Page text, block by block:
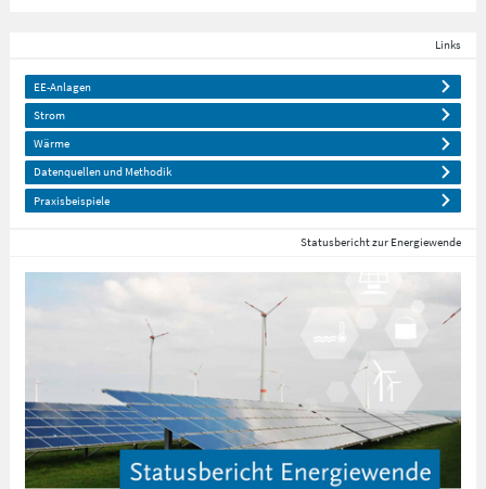
Links
EE-Anlagen
Strom
Wärme
Datenquellen und Methodik
Praxisbeispiele
Statusbericht zur Energiewende